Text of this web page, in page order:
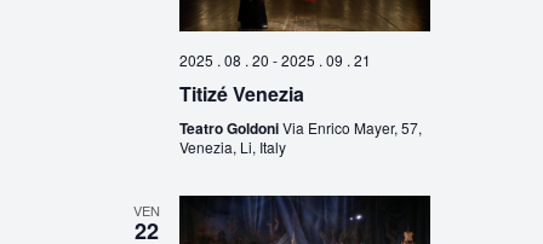
2025 . 08 . 20 -2025 . 09 . 21
Titizé Venezia
Teatro GoldoniVia Enrico Mayer, 57,
Venezia, Li, Italy
VEN
22